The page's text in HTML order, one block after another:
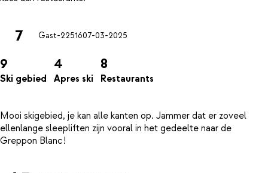
7 Gast-2251607-03-2025
9
Ski gebied
4
Apres ski
8
Restaurants
Mooi skigebied, je kan alle kanten op. Jammer dat er zoveel
ellenlange sleepliften zijn vooral in het gedeelte naar de